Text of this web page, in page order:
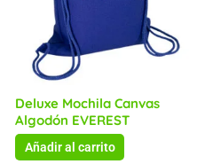
Deluxe Mochila Canvas
Algodón EVEREST
Añadir al carrito